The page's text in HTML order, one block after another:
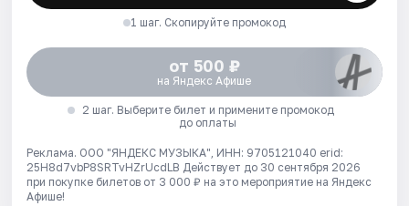
1 шаг. Скопируйте промокод
от 500 ₽
на Яндекс Афише
2 шаг. Выберите билет и примените промокод
до оплаты
Реклама. ООО "ЯНДЕКС МУЗЫКА", ИНН: 9705121040 erid:
25H8d7vbP8SRTvHZrUcdLB Действует до 30 сентября 2026
при покупке билетов от 3 000 ₽ на это мероприятие на Яндекс
Афише!